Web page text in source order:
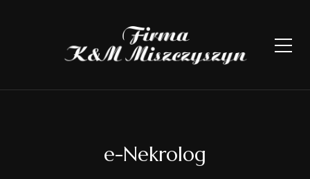
e-Nekrolog